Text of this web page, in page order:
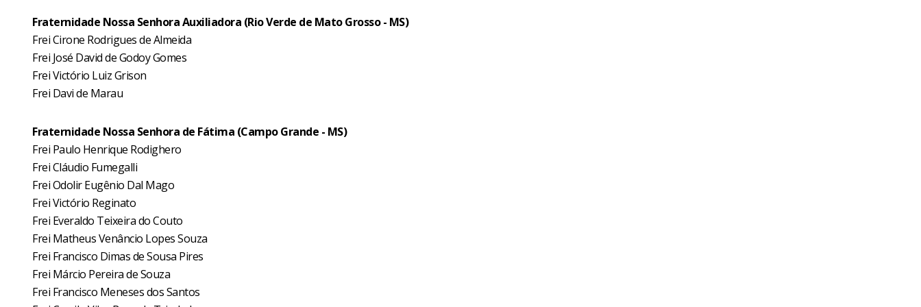
Fraternidade Nossa Senhora Auxiliadora (Rio Verde de Mato Grosso - MS)
Frei Cirone Rodrigues de Almeida
Frei José David de Godoy Gomes
Frei Victório Luiz Grison
Frei Davi de Marau
Fraternidade Nossa Senhora de Fátima (Campo Grande - MS)
Frei Paulo Henrique Rodighero
Frei Cláudio Fumegalli
Frei Odolir Eugênio Dal Mago
Frei Victório Reginato
Frei Everaldo Teixeira do Couto
Frei Matheus Venâncio Lopes Souza
Frei Francisco Dimas de Sousa Pires
Frei Márcio Pereira de Souza
Frei Francisco Meneses dos Santos